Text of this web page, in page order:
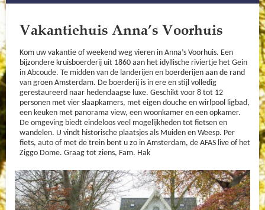
Vakantiehuis Anna’s Voorhuis
Kom uw vakantie of weekend weg vieren in Anna’s Voorhuis. Een
bijzondere kruisboerderij uit 1860 aan het idyllische riviertje het Gein
in Abcoude. Te midden van de landerijen en boerderijen aan de rand
van groen Amsterdam. De boerderij is in ere en stijl volledig
gerestaureerd naar hedendaagse luxe. Geschikt voor 8 tot 12
personen met vier slaapkamers, met eigen douche en wirlpool ligbad,
een keuken met panorama view, een woonkamer en een opkamer.
De omgeving biedt eindeloos veel mogelijkheden tot fietsen en
wandelen. U vindt historische plaatsjes als Muiden en Weesp. Per
fiets, auto of met de trein bent u zo in Amsterdam, de AFAS live of het
Ziggo Dome. Graag tot ziens, Fam. Hak